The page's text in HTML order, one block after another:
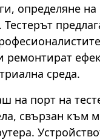
определяне
ремонтират
среда.
на порт на
свързан към